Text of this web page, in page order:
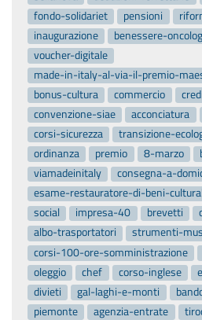
fondo-solidariet
pensioni
inaugurazione
benessere-
voucher-digitale
made-in-italy-al-via-il-premio-
bonus-cultura
commercio
convenzione-siae
acconciatura
corsi-sicurezza
transizione-
ordinanza
premio 8-marzo
viamadeinitaly
consegna-a-
esame-restauratore-di-beni-
social
impresa-40 brevetti
albo-trasportatori
strumenti-
corsi-100-ore-somministrazione
oleggio
chef corso-inglese
divieti
gal-laghi-e-monti
piemonte
agenzia-entrate